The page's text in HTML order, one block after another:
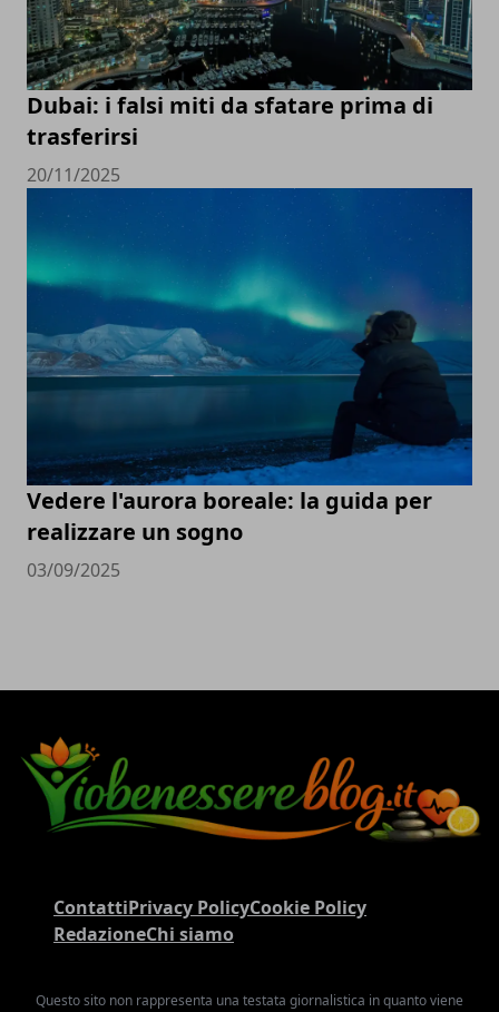
Dubai: i falsi miti da sfatare prima di
trasferirsi
20/11/2025
Vedere l'aurora boreale: la guida per
realizzare un sogno
03/09/2025
ContattiPrivacy PolicyCookie Policy
RedazioneChi siamo
Questo sito non rappresenta una testata giornalistica in quanto viene